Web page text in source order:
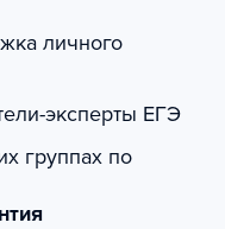
личного
эксперты ЕГЭ
группах по